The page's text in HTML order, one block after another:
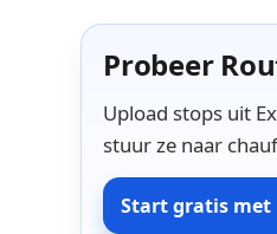
Probeer
Upload stops uit
stuur ze naar
Start gratis